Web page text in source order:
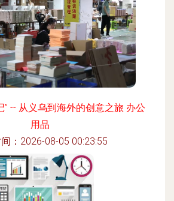
” -- 从义乌到海外的创意之旅 办公
用品
：2026-08-05 00:23:55